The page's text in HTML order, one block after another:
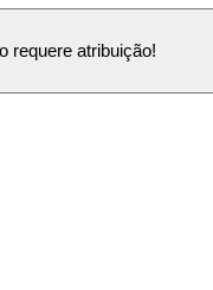
requere atribuição!